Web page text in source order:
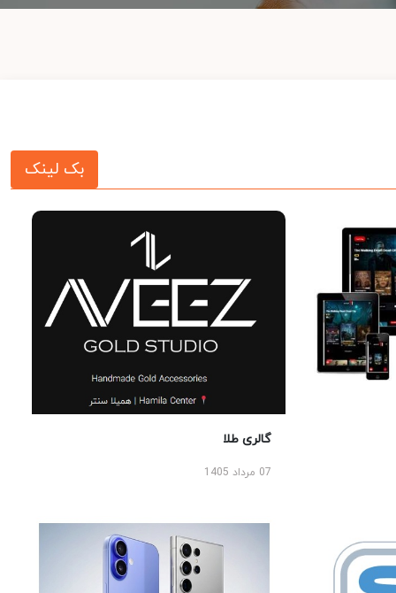
بک لینک
گالری طلا
07 مرداد 1405